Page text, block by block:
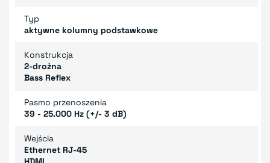
Typ
aktywne kolumny podstawkowe
Konstrukcja
2-drożna
Bass Reflex
Pasmo przenoszenia
39 - 25.000 Hz (+/- 3 dB)
Wejścia
Ethernet RJ-45